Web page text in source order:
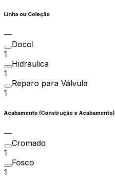
Linha ou Coleção
Docol
1
Hidraulica
1
Reparo para Válvula
1
Acabamento (Construção e Acabamento)
Cromado
1
Fosco
1